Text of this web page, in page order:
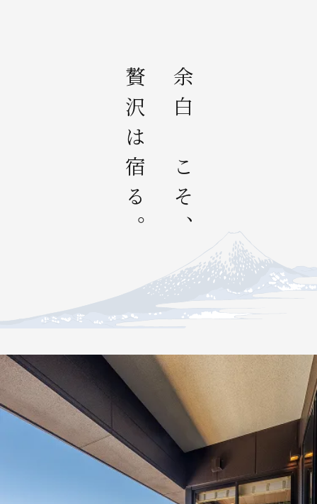
余白にこそ、
贅沢は宿る。